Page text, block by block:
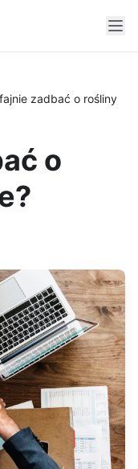
zadbać o rośliny
o